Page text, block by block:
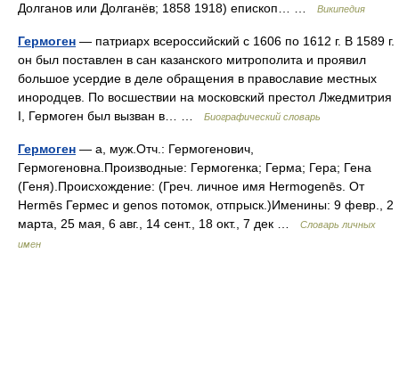
Долганов или Долганёв; 1858 1918) епископ… …
Википедия
Гермоген — патриарх всероссийский с 1606 по 1612 г. В 1589 г.
он был поставлен в сан казанского митрополита и проявил
большое усердие в деле обращения в православие местных
инородцев. По восшествии на московский престол Лжедмитрия
I, Гермоген был вызван в… …
Биографический словарь
Гермоген — а, муж.Отч.: Гермогенович,
Гермогеновна.Производные: Гермогенка; Герма; Гера; Гена
(Геня).Происхождение: (Греч. личное имя Hermogenēs. От
Hermēs Гермес и genos потомок, отпрыск.)Именины: 9 февр., 2
марта, 25 мая, 6 авг., 14 сент., 18 окт., 7 дек …
Словарь личных
имен